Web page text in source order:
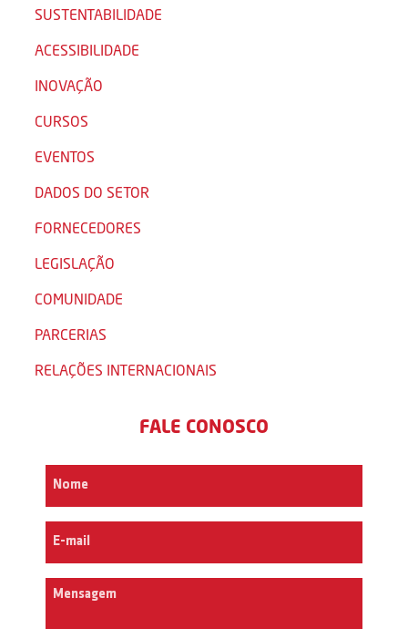
SUSTENTABILIDADE
ACESSIBILIDADE
INOVAÇÃO
CURSOS
EVENTOS
DADOS DO SETOR
FORNECEDORES
LEGISLAÇÃO
COMUNIDADE
PARCERIAS
RELAÇÕES INTERNACIONAIS
FALE CONOSCO